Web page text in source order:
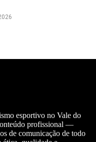
esportivo no Vale do
profissional —
de comunicação de todo